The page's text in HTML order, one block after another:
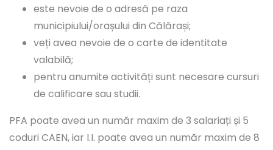
este nevoie de o adresă pe raza
municipiului/orașului din Călărași;
veți avea nevoie de o carte de identitate
valabilă;
pentru anumite activități sunt necesare cursuri
de calificare sau studii.
PFA poate avea un număr maxim de 3 salariați și 5
coduri CAEN, iar I.I. poate avea un număr maxim de 8